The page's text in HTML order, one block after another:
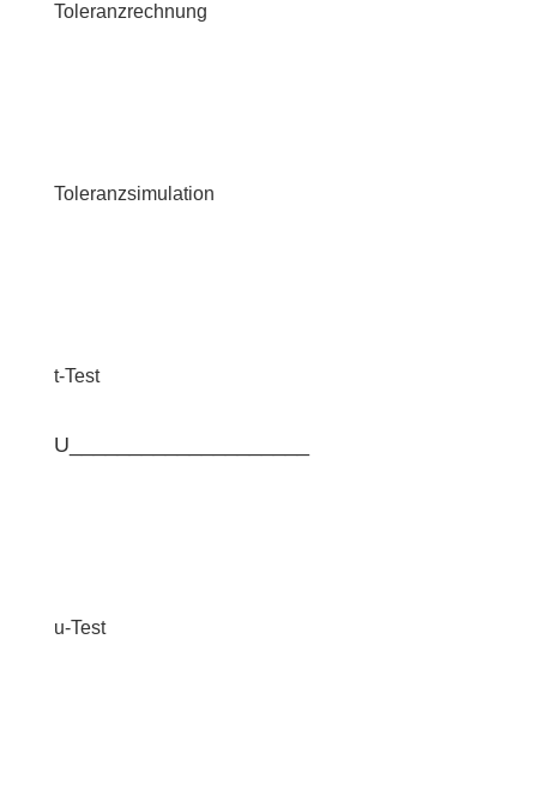
Toleranzrechnung
Toleranzsimulation
t-Test
U____________________
u-Test